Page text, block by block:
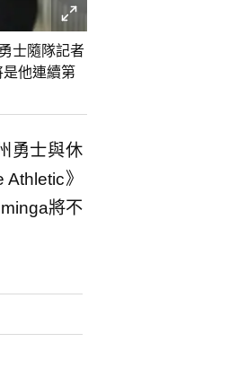
士隨隊記者
他連續第
勇士與休
》
將不